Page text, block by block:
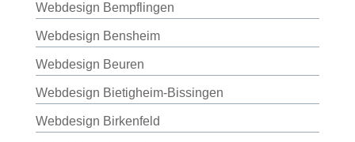
Webdesign Bempflingen
Webdesign Bensheim
Webdesign Beuren
Webdesign Bietigheim-Bissingen
Webdesign Birkenfeld